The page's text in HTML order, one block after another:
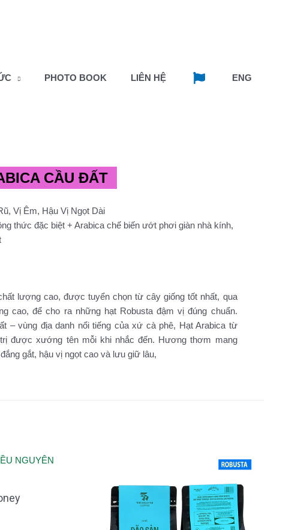
PHOTO BOOK LIÊN HỆ ENG
CẦU ĐẤT
Vị Êm, Hậu Vị Ngọt Dài
thức đặc biệt + Arabica chế biến ướt phơi giàn nhà kính,
lượng cao, được tuyển chọn từ cây giống tốt nhất, qua
cao, để cho ra những hạt Robusta đậm vị đúng chuẩn.
– vùng địa danh nổi tiếng của xứ cà phê, Hạt Arabica từ
được xướng tên mỗi khi nhắc đến. Hương thơm mang
gắt, hậu vị ngọt cao và lưu giữ lâu,